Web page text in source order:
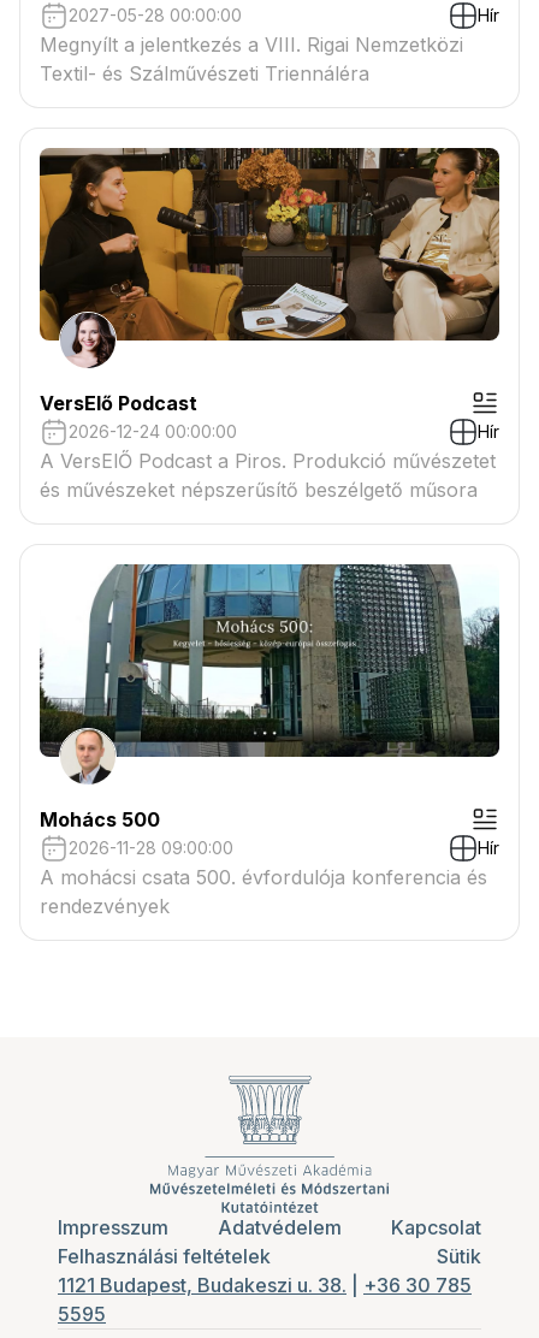
2027-05-28 00:00:00 Hír
Megnyílt a jelentkezés a VIII. Rigai Nemzetközi
Textil- és Szálművészeti Triennáléra
VersElő Podcast
2026-12-24 00:00:00 Hír
A VersElŐ Podcast a Piros. Produkció művészetet
és művészeket népszerűsítő beszélgető műsora
Mohács 500
2026-11-28 09:00:00 Hír
A mohácsi csata 500. évfordulója konferencia és
rendezvények
Impresszum Adatvédelem
Kapcsolat
Felhasználási feltételek
Sütik
1121 Budapest, Budakeszi u. 38.
+36 30 785
5595